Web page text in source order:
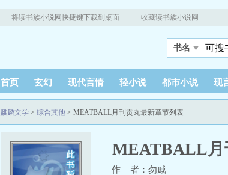
将读书族小说网快捷键下载到桌面
收藏读书族小说网
书名
首页 玄幻 现代言情 轻小说 都市小说 现
麒麟文学 > 综合其他 > MEATBALL月刊贡丸最新章节列表
MEATBALL月
作 者：勿戚